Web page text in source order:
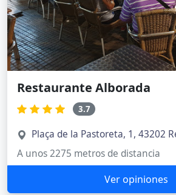
Restaurante Alborada
3.7
Plaça de la Pastoreta, 1, 43202
A unos 2275 metros de distancia
Ver opiniones